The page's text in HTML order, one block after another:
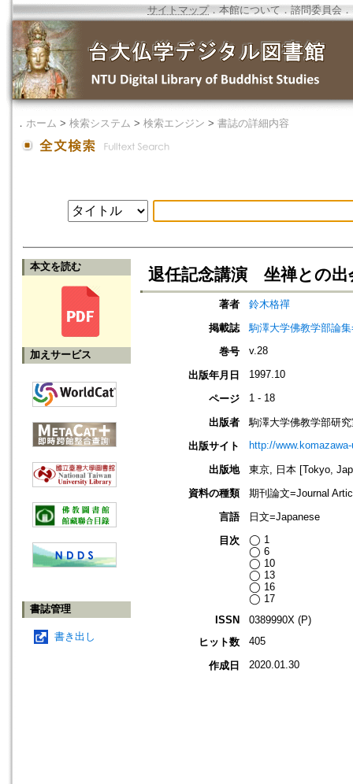
サイトマップ．本館について ． 諮問委員会 ．
． ホーム > 検索システム > 検索エンジン > 書誌の詳細内容
本文を読む
加えサービス
書誌管理
書き出し
退任記念講演 坐禅との出
著者
鈴木格禪
掲載誌
駒澤大学佛教学部論
巻号
v.28
出版年月日 1997.10
ページ 1 - 18
出版者
駒澤大学佛教学部研
出版サイト
http://
出版地
東京, 日本 [Tokyo,
資料の種類
期刊論文=Journal
言語
日文=Japanese
目次
◯ 1
◯ 6
◯ 10
◯ 13
◯ 16
◯ 17
ISSN
0389990X (P)
ヒット数
405
作成日 2020.01.30